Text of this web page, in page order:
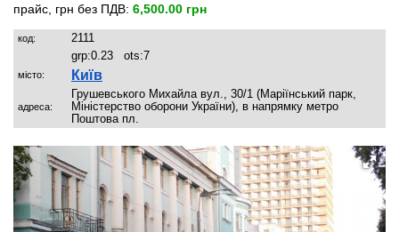
прайс, грн без ПДВ: 6,500.00 грн
код:
2111
grp:0.23 ots:7
місто: Київ
адреса:
Грушевського Михайла вул., 30/1 (Маріїнський парк,
Міністерство оборони України), в напрямку метро
Поштова пл.